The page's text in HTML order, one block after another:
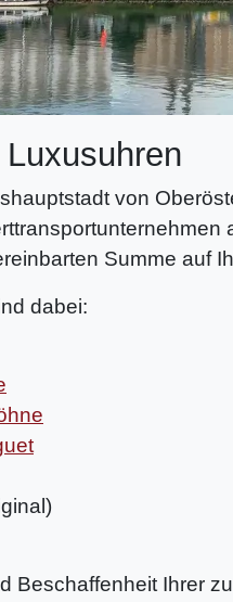
von
Summe auf
dabei:
Beschaffenheit Ihrer